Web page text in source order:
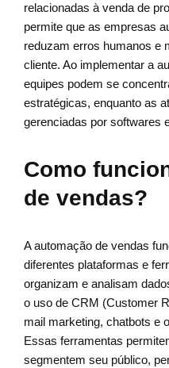
relacionadas à venda de
permite que as empresas
reduzam erros humanos e
cliente. Ao implementar a
equipes podem se
estratégicas, enquanto as
gerenciadas por softwares
Como
de vendas?
A automação de vendas
diferentes plataformas e
organizam e analisam
o uso de CRM (Customer
mail marketing, chatbots e
Essas ferramentas
segmentem seu público,